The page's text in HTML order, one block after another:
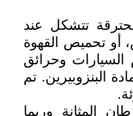
تتشكل عند
أو تحميص القهوة
السيارات وحرائق
البنزوبيرين. تم
المثانة وربما